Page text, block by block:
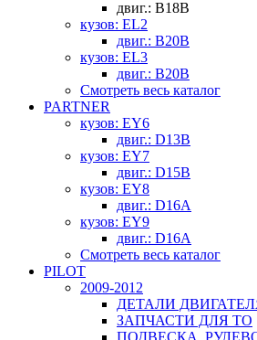
двиг.: B18B
кузов: EL2
двиг.: B20B
кузов: EL3
двиг.: B20B
Смотреть весь каталог
PARTNER
кузов: EY6
двиг.: D13B
кузов: EY7
двиг.: D15B
кузов: EY8
двиг.: D16A
кузов: EY9
двиг.: D16A
Смотреть весь каталог
PILOT
2009-2012
ДЕТАЛИ
ЗАПЧАСТИ ДЛЯ ТО
ПОДВЕСКА,